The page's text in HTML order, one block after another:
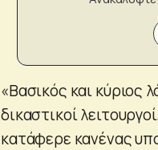
«Βασικός και κύριος
δικαστικοί
κατάφερε κανένας